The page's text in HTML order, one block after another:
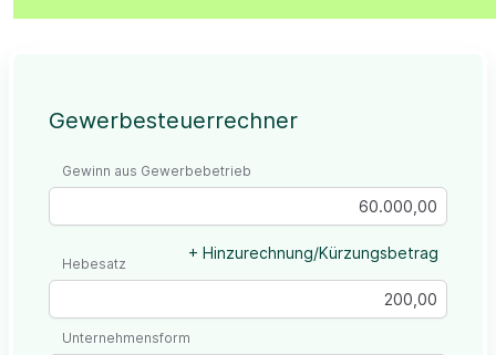
Gewerbesteuerrechner
Gewinn aus Gewerbebetrieb
+ Hinzurechnung/Kürzungsbetrag
Hebesatz
Unternehmensform